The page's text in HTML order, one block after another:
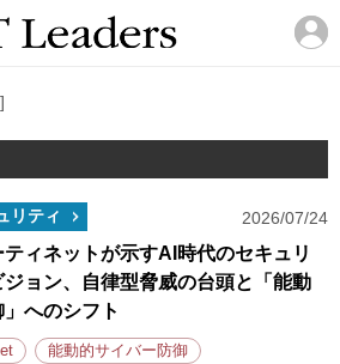
リティ 2026/07/24
ティネットが示すAI時代のセキュリ
ジョン、自律型脅威の台頭と「能動
」へのシフト
能動的サイバー防御